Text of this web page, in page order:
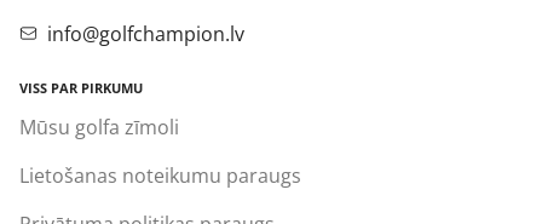
info@golfchampion.lv
VISS PAR PIRKUMU
Mūsu golfa zīmoli
Lietošanas noteikumu paraugs